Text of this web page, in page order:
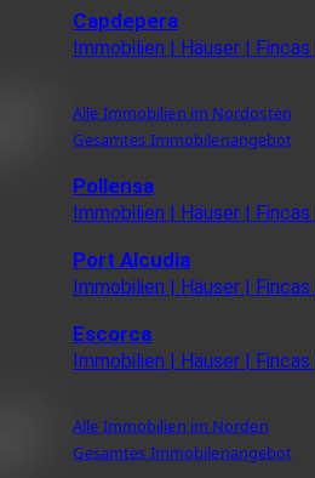
Capdepera
Immobilien | Häuser |
Alle Immobilien im Nordosten
Gesamtes Immobilenangebot
Pollensa
Immobilien | Häuser |
Port Alcudia
Immobilien | Häuser |
Escorca
Immobilien | Häuser |
Alle Immobilien im Norden
Gesamtes Immobilenangebot